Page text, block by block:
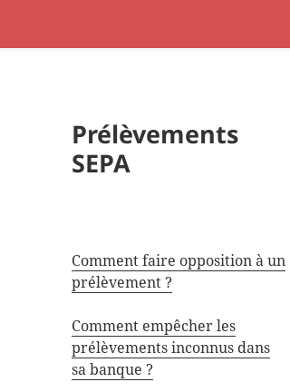
Prélèvements
SEPA
Comment faire opposition à un
prélèvement ?
Comment empêcher les
prélèvements inconnus dans
sa banque ?